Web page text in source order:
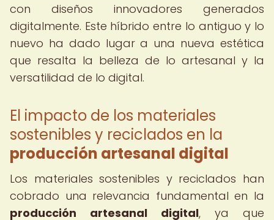
con diseños innovadores generados
digitalmente. Este híbrido entre lo antiguo y lo
nuevo ha dado lugar a una nueva estética
que resalta la belleza de lo artesanal y la
versatilidad de lo digital.
El impacto de los materiales
sostenibles y reciclados en la
producción artesanal digital
Los materiales sostenibles y reciclados han
cobrado una relevancia fundamental en la
producción artesanal digital, ya que